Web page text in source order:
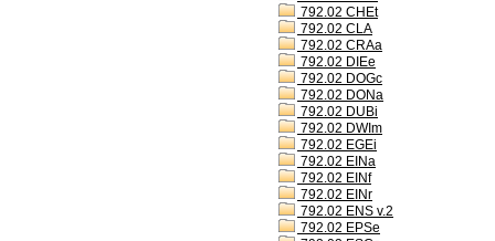
792.02 CHEt
792.02 CLA
792.02 CRAa
792.02 DIEe
792.02 DOGc
792.02 DONa
792.02 DUBi
792.02 DWIm
792.02 EGEi
792.02 EINa
792.02 EINf
792.02 EINr
792.02 ENS v.2
792.02 EPSe